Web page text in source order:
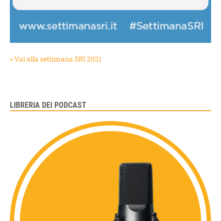
» Vai alla settimana SRI 2021
LIBRERIA DEI PODCAST